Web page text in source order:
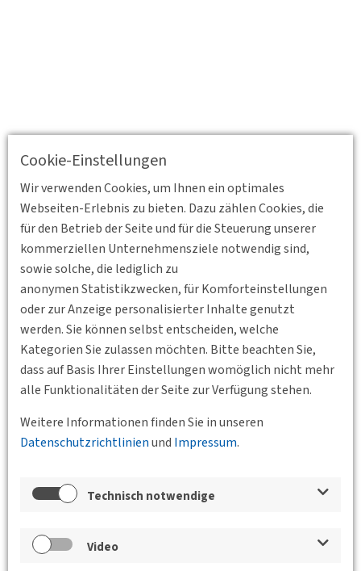
Cookie-Einstellungen
Wir verwenden Cookies, um Ihnen ein optimales
Webseiten-Erlebnis zu bieten. Dazu zählen Cookies, die
für den Betrieb der Seite und für die Steuerung unserer
kommerziellen Unternehmensziele notwendig sind,
sowie solche, die lediglich zu
anonymen Statistikzwecken, für Komforteinstellungen
oder zur Anzeige personalisierter Inhalte genutzt
werden. Sie können selbst entscheiden, welche
Kategorien Sie zulassen möchten. Bitte beachten Sie,
dass auf Basis Ihrer Einstellungen womöglich nicht mehr
alle Funktionalitäten der Seite zur Verfügung stehen.
Weitere Informationen finden Sie in unseren
Datenschutzrichtlinienund Impressum.
Technisch notwendige
Video
Zurück
Veranstaltungen der Bundesgeschäftsstelle,
der BVs und des Jungen Forums
Zu Fuß in Kassel
Mönchebergstraße 7